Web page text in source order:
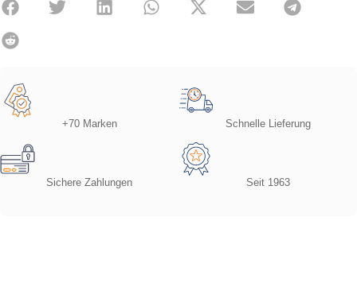
+70 Marken Schnelle Lieferung
Sichere Zahlungen Seit 1963